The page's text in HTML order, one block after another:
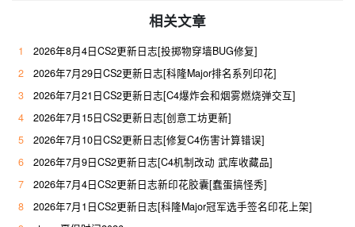
相关文章
1
2026年8月4日CS2更新日志[投掷物穿墙BUG修复]
2
2026年7月29日CS2更新日志[科隆Major排名系列印花]
3
2026年7月21日CS2更新日志[C4爆炸会和烟雾燃烧弹交互]
4
2026年7月15日CS2更新日志[创意工坊更新]
5
2026年7月10日CS2更新日志[修复C4伤害计算错误]
6
2026年7月9日CS2更新日志[C4机制改动 武库收藏品]
7
2026年7月4日CS2更新日志新印花胶囊[蠢蛋搞怪秀]
8
2026年7月1日CS2更新日志[科隆Major冠军选手签名印花上架]